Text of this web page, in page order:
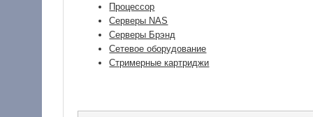
Процессор
Серверы NAS
Серверы Брэнд
Сетевое оборудование
Стримерные картриджи